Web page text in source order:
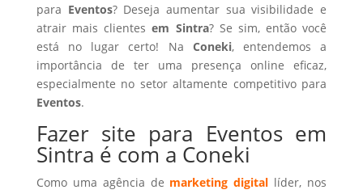
para Eventos? Deseja aumentar sua visibilidade e
atrair mais clientesem Sintra? Se sim, então você
está no lugar certo! Na Coneki, entendemos a
importância de ter uma presença online eficaz,
especialmente no setor altamente competitivo para
Eventos.
Fazer site para Eventos em
Sintra é com a Coneki
Como uma agência de marketing digital líder, nos